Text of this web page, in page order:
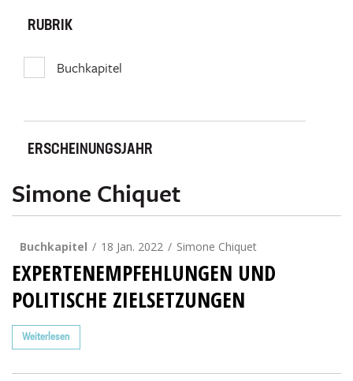
RUBRIK
Buchkapitel
ERSCHEINUNGSJAHR
Simone Chiquet
Buchkapitel 18 Jan. 2022 Simone Chiquet
EXPERTENEMPFEHLUNGEN UND
POLITISCHE ZIELSETZUNGEN
Weiterlesen